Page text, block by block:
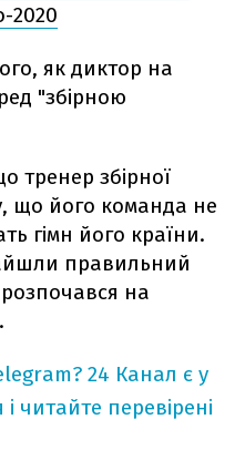
2020
як диктор на
"збірною
тренер збірної
що його команда не
гімн його країни.
правильний
на
24 Канал є у
читайте перевірені